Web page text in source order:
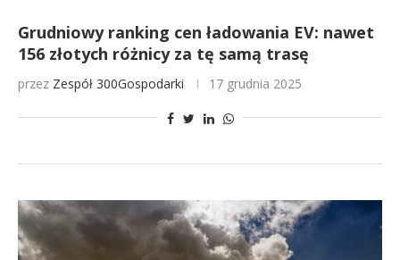
Grudniowy ranking cen ładowania EV: nawet
156 złotych różnicy za tę samą trasę
przez Zespół 300Gospodarki 17 grudnia 2025